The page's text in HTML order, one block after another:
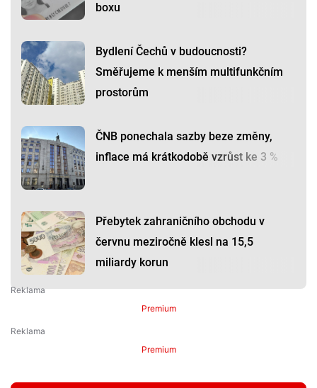
boxu
Bydlení Čechů v budoucnosti?
Směřujeme k menším multifunkčním
prostorům
ČNB ponechala sazby beze změny,
inflace má krátkodobě vzrůst ke 3 %
Přebytek zahraničního obchodu v
červnu meziročně klesl na 15,5
miliardy korun
Premium
Premium